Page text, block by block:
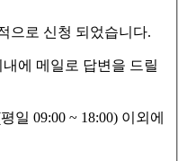
으로 신청 되었습니다.
에 메일로 답변을 드릴
일 09:00 ~ 18:00) 이외에